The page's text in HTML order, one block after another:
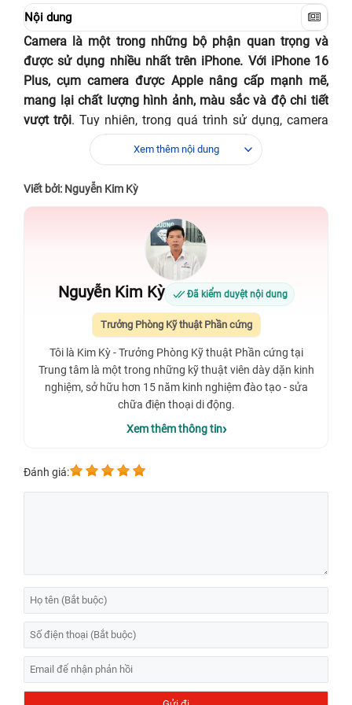
Nội dung
Camera là một trong những bộ phận quan trọng và
được sử dụng nhiều nhất trên iPhone. Với iPhone 16
Plus, cụm camera được Apple nâng cấp mạnh mẽ,
mang lại chất lượng hình ảnh, màu sắc và độ chi tiết
vượt trội. Tuy nhiên, trong quá trình sử dụng, camera
có thể gặp phải một số sự cố như không hiển thị, bị
nhòe, chớp tắt, xuất hiện đốm hoặc báo lỗi không
chính hãng. Chính vì vậy thay camera iPhone 16 Plus
chính là lựa chọn tối ưu nhất giúp khắc phục toàn diện
những vấn đề này, đảm bảo khả năng quay chụp trở
lại sắc nét, ổn định như ban đầu. Hãy đến trực
Bệnh Viện Điện Thoại, Laptop 24h
để sử dụng dịch vụ cùng đội
ngũ kỹ thuật viên chuyên môn cao, sử dụng linh kiện
đạt chuẩn, quy trình minh bạch và an toàn tuyệt đối.
Trong bài viết này Bệnh Viện Điện Thoại, Laptop
24h xin chia sẻ một số vấn đề cũng như các dấu hiệu
cần lưu ý khi thay camera iPhone 16 Plus.
Xem thêm nội dung
Viết bởi: Nguyễn Kim Kỳ
Nguyễn Kim Kỳ Đã kiểm duyệt nội dung
Trưởng Phòng Kỹ thuật Phần cứng
Tôi là Kim Kỳ - Trưởng Phòng Kỹ thuật Phần cứng tại
Trung tâm là một trong những kỹ thuật viên dày dặn kinh
nghiệm, sở hữu hơn 15 năm kinh nghiệm đào tạo - sửa
chữa điện thoại di động.
Xem thêm thông tin
Đánh giá: